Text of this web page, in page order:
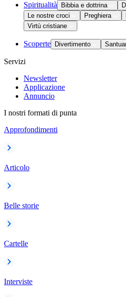
Spiritualità Bibbia e dottrina
Le nostre croci
Preghiera
Virtù cristiane
Scoperte Divertimento
Servizi
Newsletter
Applicazione
Annuncio
I nostri formati di punta
Approfondimenti
Articolo
Belle storie
Cartelle
Interviste